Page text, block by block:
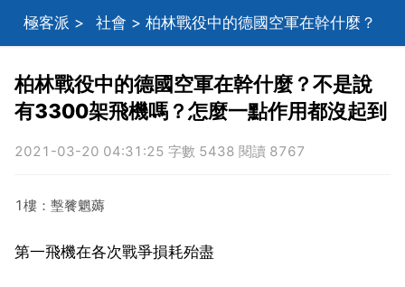
極客派 > 社會 > 柏林戰役中的德國空軍在幹什麼？
不是說有3300架飛機嗎？怎麼一點作用都沒起到
柏林戰役中的德國空軍在幹什麼？不是說
有3300架飛機嗎？怎麼一點作用都沒起到
2021-03-20 04:31:25 字數 5438 閱讀 8767
1樓：墼餮魍薅
第一飛機在各次戰爭損耗殆盡